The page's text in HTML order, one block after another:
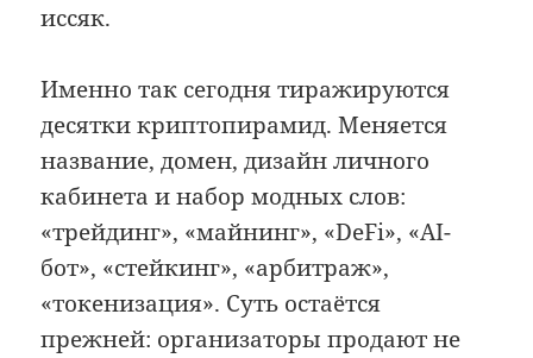
иссяк.
Именно так сегодня тиражируются
десятки криптопирамид. Меняется
название, домен, дизайн личного
кабинета и набор модных слов:
«трейдинг», «майнинг», «DeFi», «AI-
бот», «стейкинг», «арбитраж»,
«токенизация». Суть остаётся
прежней: организаторы продают не